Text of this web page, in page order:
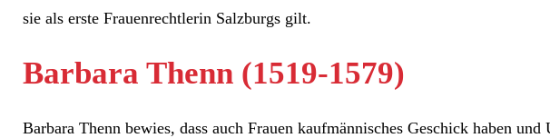
sie als erste Frauenrechtlerin Salzburgs gilt.
Barbara Thenn (1519-1579)
Barbara Thenn bewies, dass auch Frauen kaufmännisches Geschick haben